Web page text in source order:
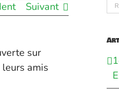
Suivant
sur
amis